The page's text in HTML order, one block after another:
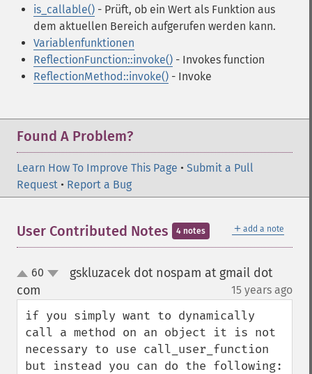
is_callable() - Prüft, ob ein Wert als Funktion aus
dem aktuellen Bereich aufgerufen werden kann.
Variablenfunktionen
ReflectionFunction::invoke() - Invokes function
ReflectionMethod::invoke() - Invoke
Found A Problem?
Learn How To Improve This Page • Submit a Pull
Request • Report a Bug
＋ add a note
User Contributed Notes 4 notes
up60
gskluzacek dot nospam at gmail dot
com
15 years ago
if you simply want to dynamically
call a method on an object it is not
necessary to use call_user_function
but instead you can do the following: